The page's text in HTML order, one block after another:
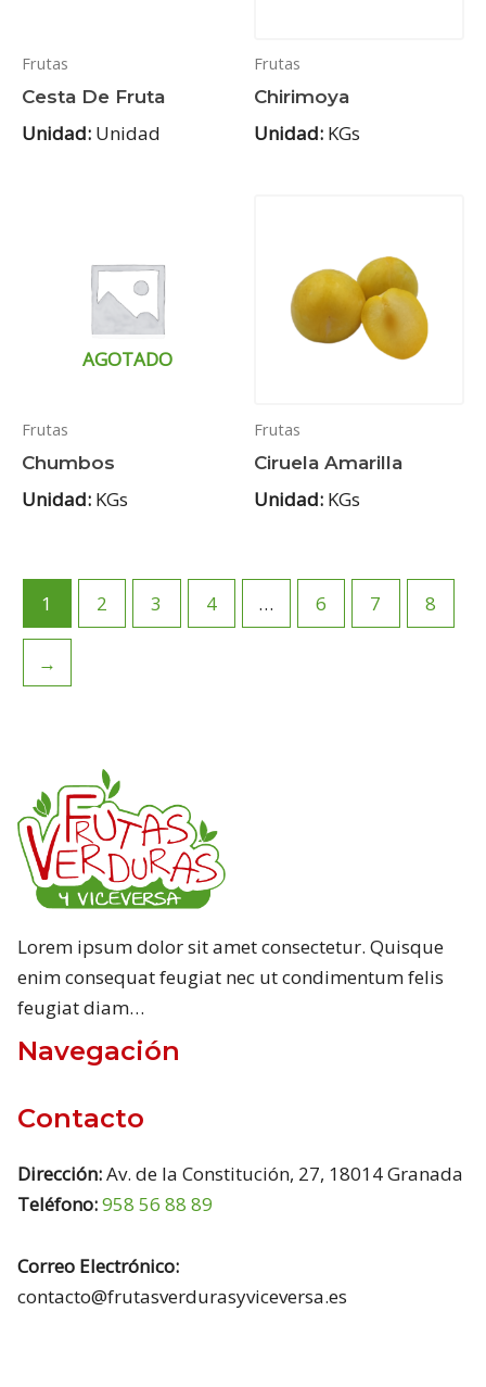
Frutas
Cesta De Fruta
Unidad: Unidad
Frutas
Chirimoya
Unidad: KGs
AGOTADO
Frutas
Chumbos
Unidad: KGs
Frutas
Ciruela Amarilla
Unidad: KGs
1 2 3 4 … 6 7 8
→
Lorem ipsum dolor sit amet consectetur. Quisque
enim consequat feugiat nec ut condimentum felis
feugiat diam…
Navegación
Contacto
Dirección:Av. de la Constitución, 27, 18014 Granada
Teléfono:958 56 88 89
Correo Electrónico:
contacto@frutasverdurasyviceversa.es